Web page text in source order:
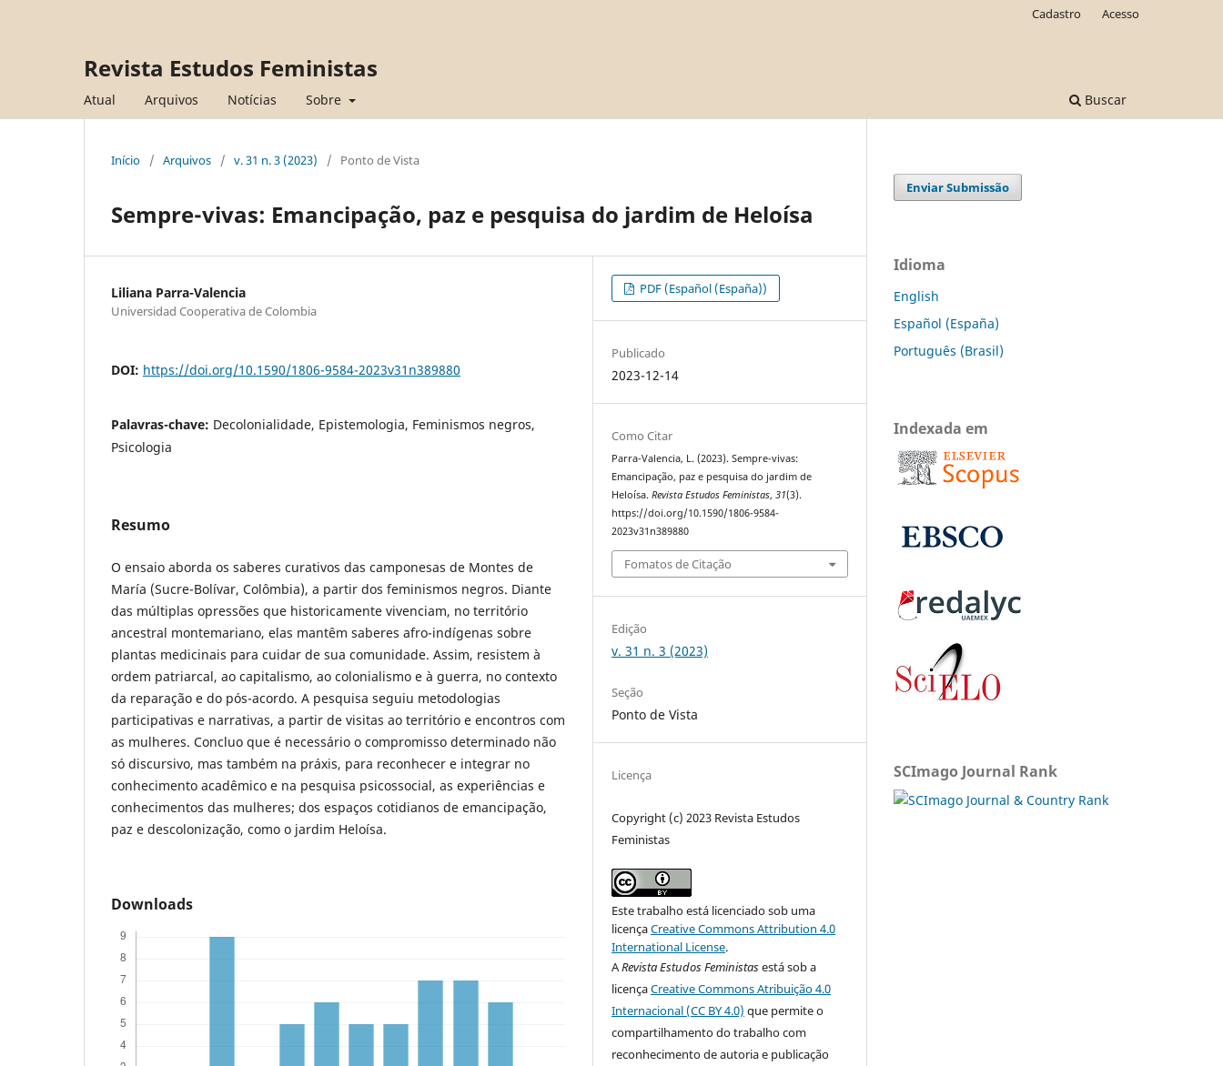
Revista Estudos Feministas
Atual Arquivos Notícias Sobre Buscar
Cadastro Acesso
Início / Arquivos / v. 31 n. 3 (2023) / Ponto de Vista
Sempre-vivas: Emancipação, paz e pesquisa do jardim de Heloísa
Liliana Parra-Valencia
Universidad Cooperativa de Colombia
DOI: https://doi.org/10.1590/1806-9584-2023v31n389880
Palavras-chave: Decolonialidade, Epistemologia, Feminismos negros,
Psicologia
Resumo
O ensaio aborda os saberes curativos das camponesas de Montes de
María (Sucre-Bolívar, Colômbia), a partir dos feminismos negros. Diante
das múltiplas opressões que historicamente vivenciam, no território
ancestral montemariano, elas mantêm saberes afro-indígenas sobre
plantas medicinais para cuidar de sua comunidade. Assim, resistem à
ordem patriarcal, ao capitalismo, ao colonialismo e à guerra, no contexto
da reparação e do pós-acordo. A pesquisa seguiu metodologias
participativas e narrativas, a partir de visitas ao território e encontros com
as mulheres. Concluo que é necessário o compromisso determinado não
só discursivo, mas também na práxis, para reconhecer e integrar no
conhecimento acadêmico e na pesquisa psicossocial, as experiências e
conhecimentos das mulheres; dos espaços cotidianos de emancipação,
paz e descolonização, como o jardim Heloísa.
Downloads
PDF (Español (España))
Publicado
2023-12-14
Como Citar
Parra-Valencia, L. (2023). Sempre-vivas:
Emancipação, paz e pesquisa do jardim de
Heloísa.Revista Estudos Feministas,31(3).
https://doi.org/10.1590/1806-9584-
2023v31n389880
Fomatos de Citação
Edição
v. 31 n. 3 (2023)
Seção
Ponto de Vista
Licença
Copyright (c) 2023 Revista Estudos
Feministas
Este trabalho está licenciado sob uma
licençaCreative Commons Attribution 4.0
International License.
ARevista Estudos Feministasestá sob a
licençaCreative Commons Atribuição 4.0
Internacional (CC BY 4.0) que permite o
compartilhamento do trabalho com
reconhecimento de autoria e publicação
Enviar Submissão
Idioma
English
Español (España)
Português (Brasil)
Indexada em
SCImago Journal Rank